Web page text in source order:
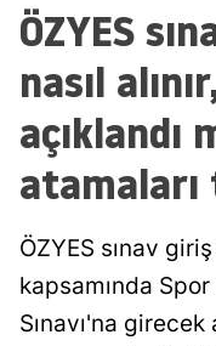
ÖZYES
nasıl
açıklandı
atamaları
ÖZYES sınav
kapsamında
Sınavı'na